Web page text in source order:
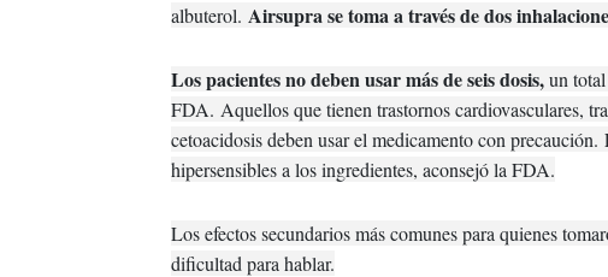
albuterol. Airsupra se toma a través de dos
Los pacientes no deben usar más de seis dosis,un
FDA. Aquellos que tienen trastornos cardiovasculares,
cetoacidosis deben usar el medicamento con precaución.
hipersensibles a los ingredientes, aconsejó la FDA.
Los efectos secundarios más comunes para quienes
dificultad para hablar.